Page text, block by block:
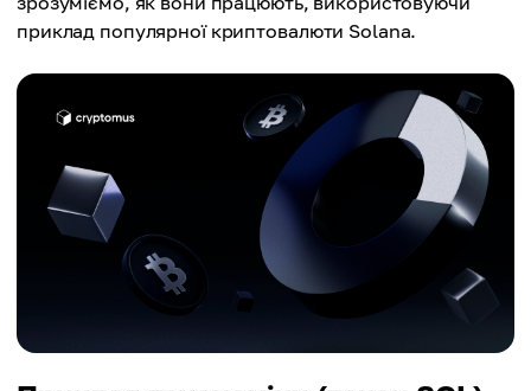
приклад популярної криптовалюти Solana.